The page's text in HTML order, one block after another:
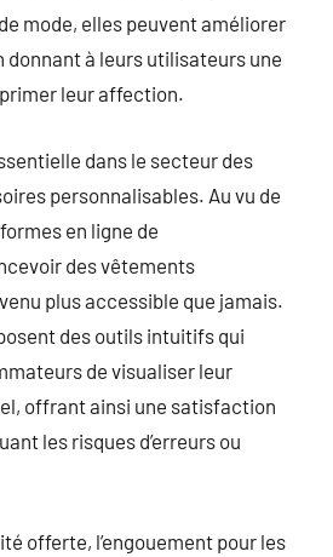
mode, elles peuvent améliorer
donnant à leurs utilisateurs une
leur affection.
dans le secteur des
personnalisables. Au vu de
en ligne de
des vêtements
plus accessible que jamais.
des outils intuitifs qui
de visualiser leur
offrant ainsi une satisfaction
les risques d’erreurs ou
offerte, l’engouement pour les